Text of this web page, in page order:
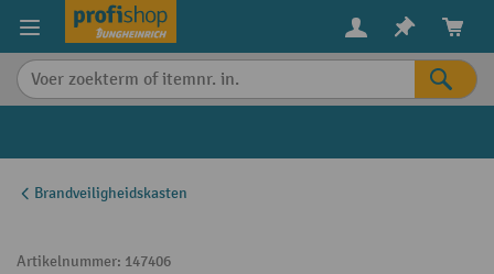
content
Brandveiligheidskasten
Artikelnummer: 147406